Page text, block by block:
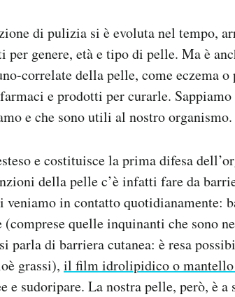
di pulizia si è evoluta nel tempo,
genere, età e tipo di pelle. Ma è
correlate della pelle, come eczema o
e prodotti per curarle. Sappiamo
e che sono utili al nostro organismo.
e costituisce la prima difesa
della pelle c’è infatti fare da
veniamo in contatto quotidianamente:
quelle inquinanti che sono
parla di barriera cutanea: è resa
grassi), il film idrolipidico o
e sudoripare. La nostra pelle, però, è a